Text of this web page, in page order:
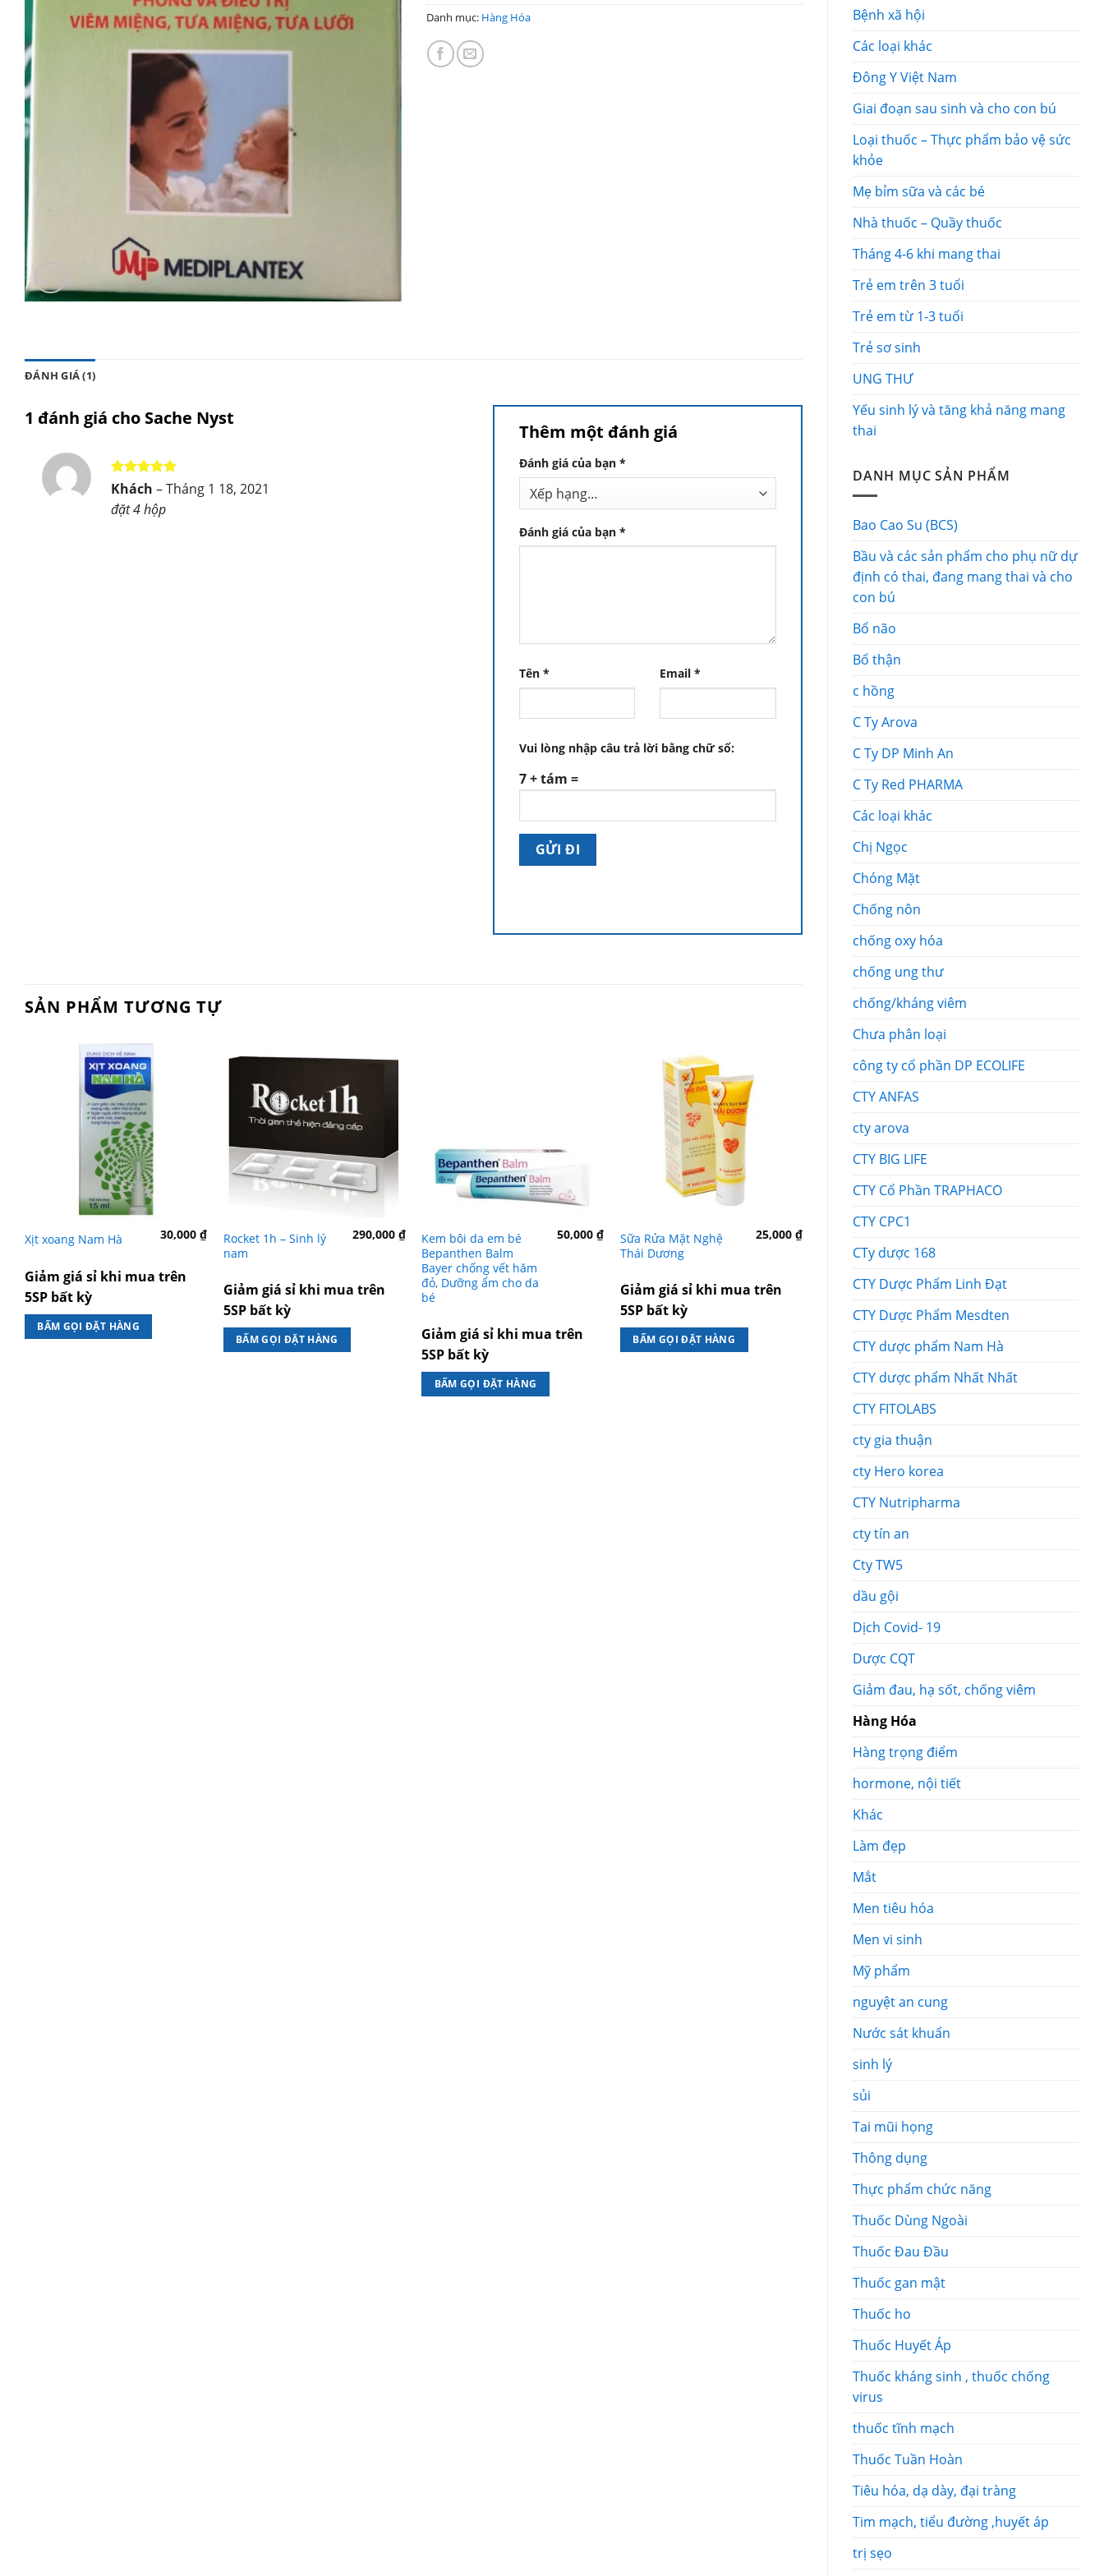
Bệnh xã hội
Các loại khác
Đông Y Việt Nam
Giai đoạn sau sinh và cho con bú
Loại thuốc – Thực phẩm bảo vệ sức
khỏe
Mẹ bỉm sữa và các bé
Nhà thuốc – Quầy thuốc
Tháng 4-6 khi mang thai
Trẻ em trên 3 tuổi
Trẻ em từ 1-3 tuổi
Trẻ sơ sinh
UNG THƯ
Yếu sinh lý và tăng khả năng mang
thai
DANH MỤC SẢN PHẨM
Bao Cao Su (BCS)
Bầu và các sản phẩm cho phụ nữ dự
định có thai, đang mang thai và cho
con bú
Bổ não
Bổ thận
c hồng
C Ty Arova
C Ty DP Minh An
C Ty Red PHARMA
Các loại khác
Chị Ngọc
Chóng Mặt
Chống nôn
chống oxy hóa
chống ung thư
chống/kháng viêm
Chưa phân loại
công ty cổ phần DP ECOLIFE
CTY ANFAS
cty arova
CTY BIG LIFE
CTY Cổ Phần TRAPHACO
CTY CPC1
CTy dược 168
CTY Dược Phẩm Linh Đạt
CTY Dược Phẩm Mesdten
CTY dược phẩm Nam Hà
CTY dược phẩm Nhất Nhất
CTY FITOLABS
cty gia thuận
cty Hero korea
CTY Nutripharma
cty tín an
Cty TW5
dầu gội
Dịch Covid- 19
Dược CQT
Giảm đau, hạ sốt, chống viêm
Hàng Hóa
Hàng trọng điểm
hormone, nội tiết
Khác
Làm đẹp
Mắt
Men tiêu hóa
Men vi sinh
Mỹ phẩm
nguyệt an cung
Nước sát khuẩn
sinh lý
sủi
Tai mũi họng
Thông dụng
Thực phẩm chức năng
Thuốc Dùng Ngoài
Thuốc Đau Đầu
Thuốc gan mật
Thuốc ho
Thuốc Huyết Áp
Thuốc kháng sinh , thuốc chống
virus
thuốc tĩnh mạch
Thuốc Tuần Hoàn
Tiêu hóa, dạ dày, đại tràng
Tim mạch, tiểu đường ,huyết áp
trị sẹo
Danh mục: Hàng Hóa
ĐÁNH GIÁ (1)
1 đánh giá cho Sache Nyst
Được xếp
sao
Khách –Tháng 1 18, 2021
đặt 4 hộp
Thêm một đánh giá
Đánh giá của bạn *
Đánh giá của bạn *
Tên * Email*
Vui lòng nhập câu trả lời bằng chữ số:
7 + tám =
SẢN PHẨM TƯƠNG TỰ
Xịt xoang Nam Hà 30,000 ₫
Giảm giá sỉ khi mua trên
5SP bất kỳ
BẤM GỌI ĐẶT HÀNG
Rocket 1h – Sinh lý
nam
290,000 ₫
Giảm giá sỉ khi mua trên
5SP bất kỳ
BẤM GỌI ĐẶT HÀNG
Kem bôi da em bé
Bepanthen Balm
Bayer chống vết hăm
đỏ, Dưỡng ẩm cho da
bé
50,000₫
Giảm giá sỉ khi mua trên
5SP bất kỳ
BẤM GỌI ĐẶT HÀNG
Sữa Rửa Mặt Nghệ
Thái Dương
25,000₫
Giảm giá sỉ khi mua trên
5SP bất kỳ
BẤM GỌI ĐẶT HÀNG
Giảm giá sỉ khi mua trên
BẤM GỌI ĐẶT HÀNG